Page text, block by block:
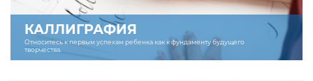
КАЛЛИГРАФИЯ
Относитесь к первым успехам ребенка как к фундаменту будущего
творчества.